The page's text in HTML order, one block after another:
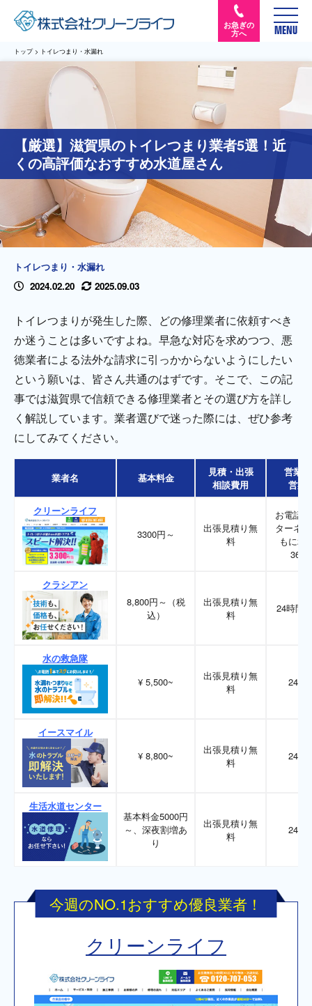
お急ぎの
方へ
MENU
トップ > トイレつまり・水漏れ
【厳選】滋賀県のトイレつまり業者5選！近
くの高評価なおすすめ水道屋さん
トイレつまり・水漏れ
2024.02.20
2025.09.03
トイレつまりが発生した際、どの修理業者に依頼すべき
か迷うことは多いですよね。早急な対応を求めつつ、悪
徳業者による法外な請求に引っかからないようにしたい
という願いは、皆さん共通のはずです。そこで、この記
事では滋賀県で信頼できる修理業者とその選び方を詳し
く解説しています。業者選びで迷った際には、ぜひ参考
にしてみてください。
業者名 基本料金
見積・出張
相談費用
営業
営業
クリーンライフ
3300円～
出張見積り無
料
お電話
ターネ
もに24
365
クラシアン
8,800円～（税
込）
出張見積り無
料
24時間
水の救急隊
¥ 5,500~
出張見積り無
料
24時
イースマイル
¥ 8,800~
出張見積り無
料
24時
生活水道センター
基本料金5000円
～、深夜割増あ
り
出張見積り無
料
24時
今週のNO.1おすすめ優良業者！
クリーンライフ